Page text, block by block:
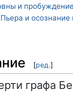
и
и
[ред.]
графа